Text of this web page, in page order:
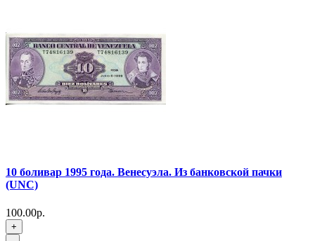
10 боливар 1995 года. Венесуэла. Из банковской пачки
(UNC)
100.00р.
+